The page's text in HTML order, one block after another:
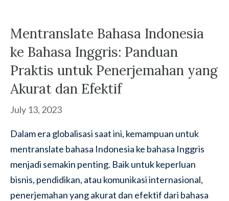
Mentranslate Bahasa Indonesia
ke Bahasa Inggris: Panduan
Praktis untuk Penerjemahan yang
Akurat dan Efektif
July 13, 2023
Dalam era globalisasi saat ini, kemampuan untuk
mentranslate bahasa Indonesia ke bahasa Inggris
menjadi semakin penting. Baik untuk keperluan
bisnis, pendidikan, atau komunikasi internasional,
penerjemahan yang akurat dan efektif dari bahasa